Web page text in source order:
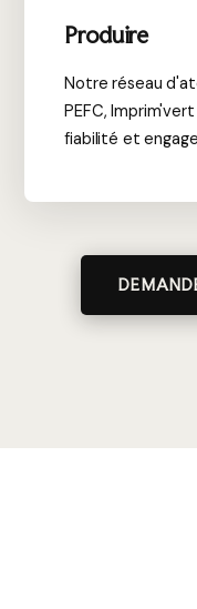
Produire
Notre réseau
PEFC,
fiabilité et